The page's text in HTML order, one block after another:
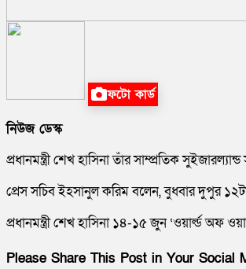
ফটো কার্ড
নিউজ ডেস্ক
প্রধানমন্ত্রী শেখ হাসিনা তাঁর সাম্প্রতিক
প্রেস সচিব ইহসানুল করিম বলেন, বুধবার দুপুর
প্রধানমন্ত্রী শেখ হাসিনা ১৪-১৫ জুন ‘ওয়ার্ল্ড অফ
Please Share This Post in Your Social